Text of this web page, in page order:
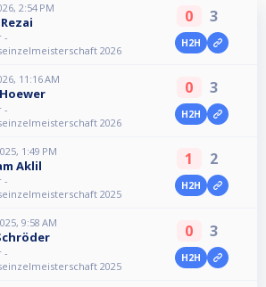
2:54 PM
-
2026
0 3
H2H
11:16 AM
-
2026
0 3
H2H
1:49 PM
Aklil
-
2025
1 2
H2H
9:58 AM
-
2025
0 3
H2H